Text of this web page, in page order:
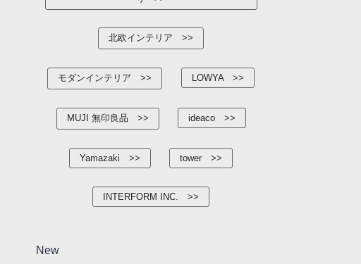
北欧インテリア
モダンインテリア LOWYA
MUJI 無印良品 ideaco
Yamazaki tower
INTERFORM INC.
New